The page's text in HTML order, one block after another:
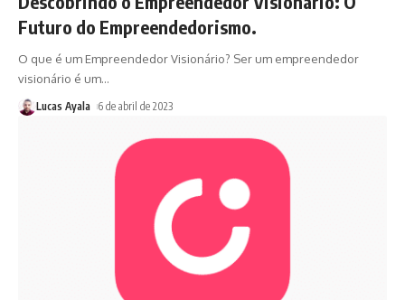
Futuro do Empreendedorismo.
O que é um Empreendedor Visionário? Ser um empreendedor
visionário é um…
Lucas Ayala 6 de abril de 2023